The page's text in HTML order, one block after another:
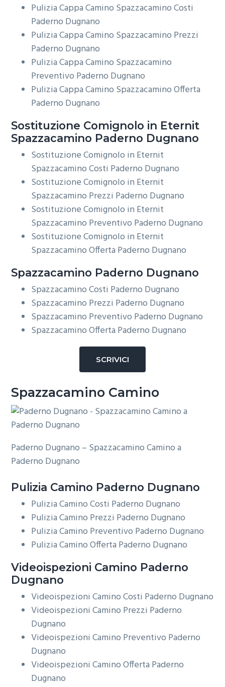
Pulizia Cappa Camino Spazzacamino Costi
Paderno Dugnano
Pulizia Cappa Camino Spazzacamino Prezzi
Paderno Dugnano
Pulizia Cappa Camino Spazzacamino
Preventivo Paderno Dugnano
Pulizia Cappa Camino Spazzacamino Offerta
Paderno Dugnano
Sostituzione Comignolo in Eternit
Spazzacamino Paderno Dugnano
Sostituzione Comignolo in Eternit
Spazzacamino Costi Paderno Dugnano
Sostituzione Comignolo in Eternit
Spazzacamino Prezzi Paderno Dugnano
Sostituzione Comignolo in Eternit
Spazzacamino Preventivo Paderno Dugnano
Sostituzione Comignolo in Eternit
Spazzacamino Offerta Paderno Dugnano
Spazzacamino Paderno Dugnano
Spazzacamino Costi Paderno Dugnano
Spazzacamino Prezzi Paderno Dugnano
Spazzacamino Preventivo Paderno Dugnano
Spazzacamino Offerta Paderno Dugnano
SCRIVICI
Spazzacamino Camino
Paderno Dugnano – Spazzacamino Camino a
Paderno Dugnano
Pulizia Camino Paderno Dugnano
Pulizia Camino Costi Paderno Dugnano
Pulizia Camino Prezzi Paderno Dugnano
Pulizia Camino Preventivo Paderno Dugnano
Pulizia Camino Offerta Paderno Dugnano
Videoispezioni Camino Paderno
Dugnano
Videoispezioni Camino Costi Paderno Dugnano
Videoispezioni Camino Prezzi Paderno
Dugnano
Videoispezioni Camino Preventivo Paderno
Dugnano
Videoispezioni Camino Offerta Paderno
Dugnano